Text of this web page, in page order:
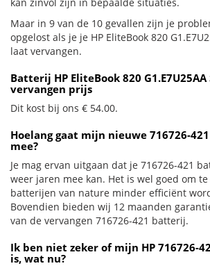
Maar in 9 van de 10 gevallen zijn je
opgelost als je je HP EliteBook 820
laat vervangen.
Batterij HP EliteBook 820 G1.E7U25AA
vervangen prijs
Dit kost bij ons € 54.00.
Hoelang gaat mijn nieuwe 716726-
mee?
Je mag ervan uitgaan dat je 716726-421
weer jaren mee kan. Het is wel goed om
batterijen van nature minder efficiënt
Bovendien bieden wij 12 maanden
van de vervangen 716726-421 batterij.
Ik ben niet zeker of mijn HP 716726-
is, wat nu?